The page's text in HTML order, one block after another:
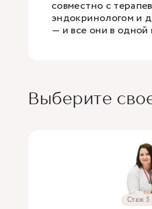
совместно с
эндокринологом и
— и все они в одной
Выберите
Стаж 5